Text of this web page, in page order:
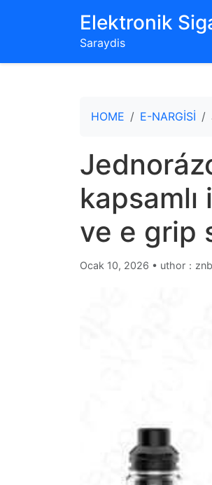
‌Elektronik
Saraydis
HOME E-NARGİSİ
ve e grip
Ocak 10, 2026 • uthor：